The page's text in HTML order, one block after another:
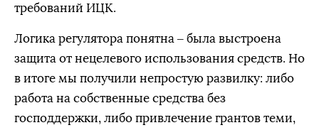
требований ИЦК.
Логика регулятора понятна – была выстроена
защита от нецелевого использования средств. Но
в итоге мы получили непростую развилку: либо
работа на собственные средства без
господдержки, либо привлечение грантов теми,